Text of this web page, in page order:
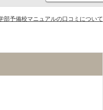
部予備校マニュアルの口コミについて